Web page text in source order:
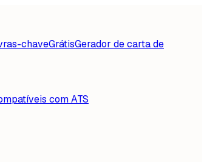
chaveGrátisGerador de carta de
com ATS